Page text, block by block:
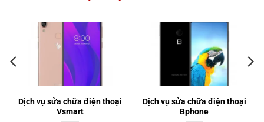
Dịch vụ sửa chữa điện thoại
Vsmart
Dịch vụ sửa chữa điện thoại
Bphone